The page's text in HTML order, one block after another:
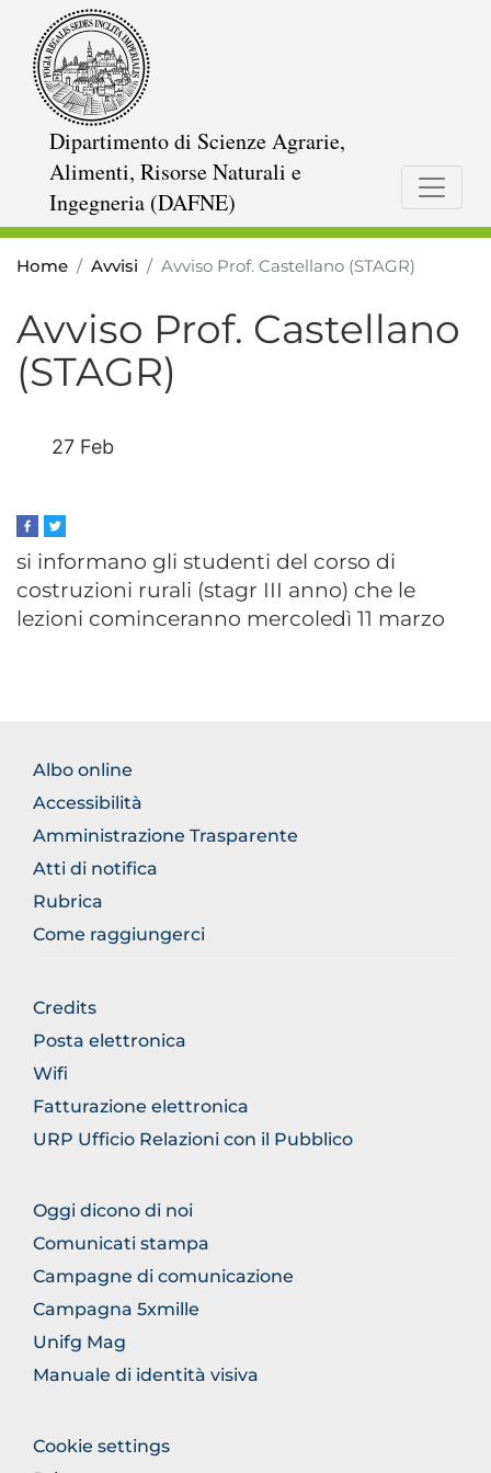
Dipartimento di Scienze Agrarie,
Alimenti, Risorse Naturali e
Ingegneria (DAFNE)
Home Avvisi Avviso Prof. Castellano (STAGR)
Avviso Prof. Castellano
(STAGR)
27 Feb
si informano gli studenti del corso di
costruzioni rurali (stagr III anno) che le
lezioni cominceranno mercoledì 11 marzo
FOOTER
NORMATIVA
Albo online
Accessibilità
Amministrazione Trasparente
Atti di notifica
Rubrica
Come raggiungerci
FOOTER
GENERICO
Credits
Posta elettronica
Wifi
Fatturazione elettronica
URP Ufficio Relazioni con il Pubblico
FOOTER
COMUNICAZIONE
Oggi dicono di noi
Comunicati stampa
Campagne di comunicazione
Campagna 5xmille
Unifg Mag
Manuale di identità visiva
FOOTER
Cookie settings